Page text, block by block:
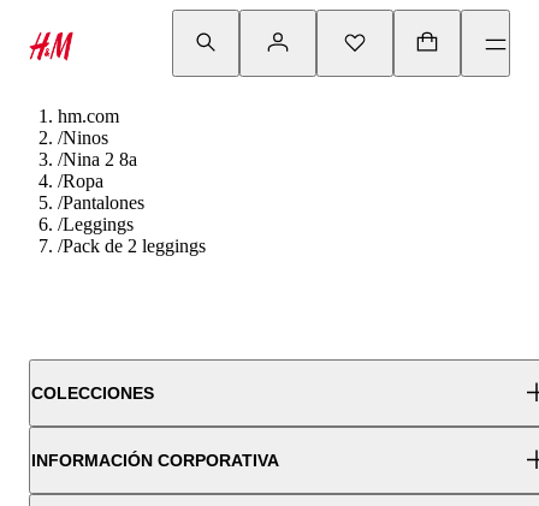
hm.com
/Ninos
/Nina 2 8a
/Ropa
/Pantalones
/Leggings
/Pack de 2 leggings
COLECCIONES
INFORMACIÓN CORPORATIVA